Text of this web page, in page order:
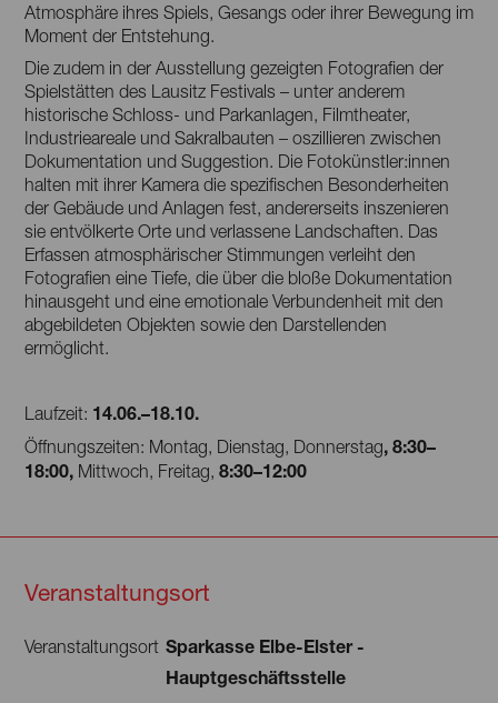
Atmosphäre ihres Spiels, Gesangs oder ihrer Bewegung im
Moment der Entstehung.
Die zudem in der Ausstellung gezeigten Fotografien der
Spielstätten des Lausitz Festivals – unter anderem
historische Schloss- und Parkanlagen, Filmtheater,
Industrieareale und Sakralbauten – oszillieren zwischen
Dokumentation und Suggestion. Die Fotokünstler:innen
halten mit ihrer Kamera die spezifischen Besonderheiten
der Gebäude und Anlagen fest, andererseits inszenieren
sie entvölkerte Orte und verlassene Landschaften. Das
Erfassen atmosphärischer Stimmungen verleiht den
Fotografien eine Tiefe, die über die bloße Dokumentation
hinausgeht und eine emotionale Verbundenheit mit den
abgebildeten Objekten sowie den Darstellenden
ermöglicht.
Laufzeit: 14.06.–18.10.
Öffnungszeiten: Montag, Dienstag, Donnerstag, 8:30–
18:00, Mittwoch, Freitag, 8:30–12:00
Veranstaltungsort
Veranstaltungsort Sparkasse Elbe-Elster -
Hauptgeschäftsstelle